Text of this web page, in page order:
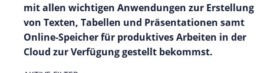
mit allen wichtigen Anwendungen zur Erstellung
von Texten, Tabellen und Präsentationen samt
Online-Speicher für produktives Arbeiten in der
Cloud zur Verfügung gestellt bekommst.